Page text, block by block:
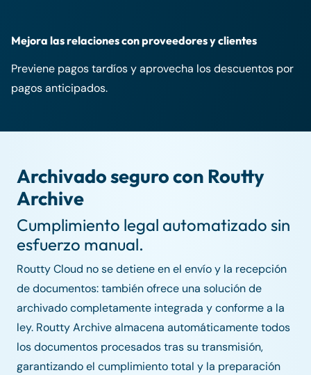
Mejora las relaciones con proveedores y clientes
Previene pagos tardíos y aprovecha los descuentos por
pagos anticipados.
Archivado seguro con Routty
Archive
Cumplimiento legal automatizado sin
esfuerzo manual.
Routty Cloud no se detiene en el envío y la recepción
de documentos: también ofrece una solución de
archivado completamente integrada y conforme a la
ley. Routty Archive almacena automáticamente todos
los documentos procesados tras su transmisión,
garantizando el cumplimiento total y la preparación